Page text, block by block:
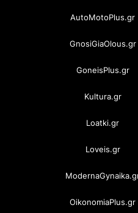
AutoMotoPlus.gr
GnosiGiaOlous.gr
GoneisPlus.gr
Kultura.gr
Loatki.gr
Loveis.gr
OikonomiaPlus.gr